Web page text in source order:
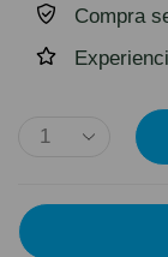
Compra